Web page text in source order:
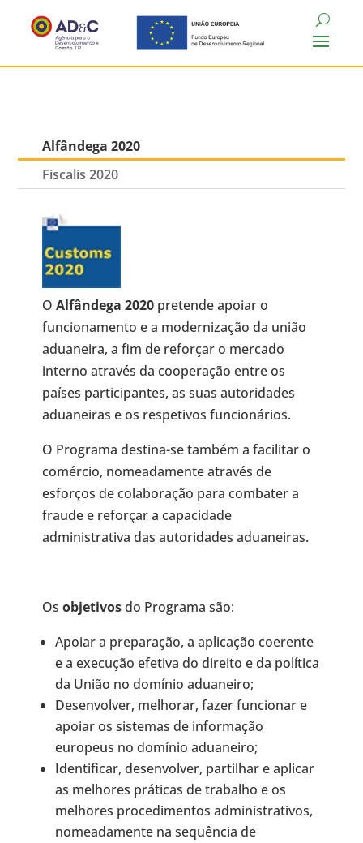
Alfândega 2020
Fiscalis 2020
OAlfândega 2020 pretende apoiar o
funcionamento e a modernização da união
aduaneira, a fim de reforçar o mercado
interno através da cooperação entre os
países participantes, as suas autoridades
aduaneiras e os respetivos funcionários.
O Programa destina-se também a facilitar o
comércio, nomeadamente através de
esforços de colaboração para combater a
fraude e reforçar a capacidade
administrativa das autoridades aduaneiras.
Osobjetivosdo Programa são:
Apoiar a preparação, a aplicação coerente
e a execução efetiva do direito e da política
da União no domínio aduaneiro;
Desenvolver, melhorar, fazer funcionar e
apoiar os sistemas de informação
europeus no domínio aduaneiro;
Identificar, desenvolver, partilhar e aplicar
as melhores práticas de trabalho e os
melhores procedimentos administrativos,
nomeadamente na sequência de